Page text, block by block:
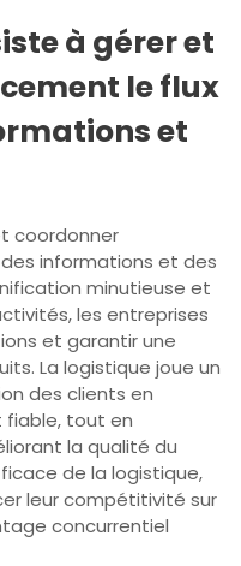
à gérer et
le flux
et
coordonner
informations et des
minutieuse et
les entreprises
et garantir une
La logistique joue un
des clients en
fiable, tout en
la qualité du
de la logistique,
leur compétitivité sur
concurrentiel